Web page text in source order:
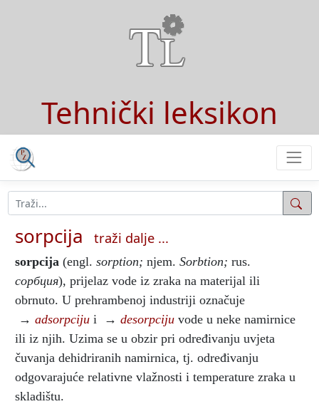
Tehnički leksikon
sorpcija traži dalje ...
sorpcija (engl. sorption; njem. Sorbtion; rus.
сорбция), prijelaz vode iz zraka na materijal ili
obrnuto. U prehrambenoj industriji označuje
→ adsorpciju i → desorpciju vode u neke namirnice
ili iz njih. Uzima se u obzir pri određivanju uvjeta
čuvanja dehidriranih namirnica, tj. određivanju
odgovarajuće relativne vlažnosti i temperature zraka u
skladištu.